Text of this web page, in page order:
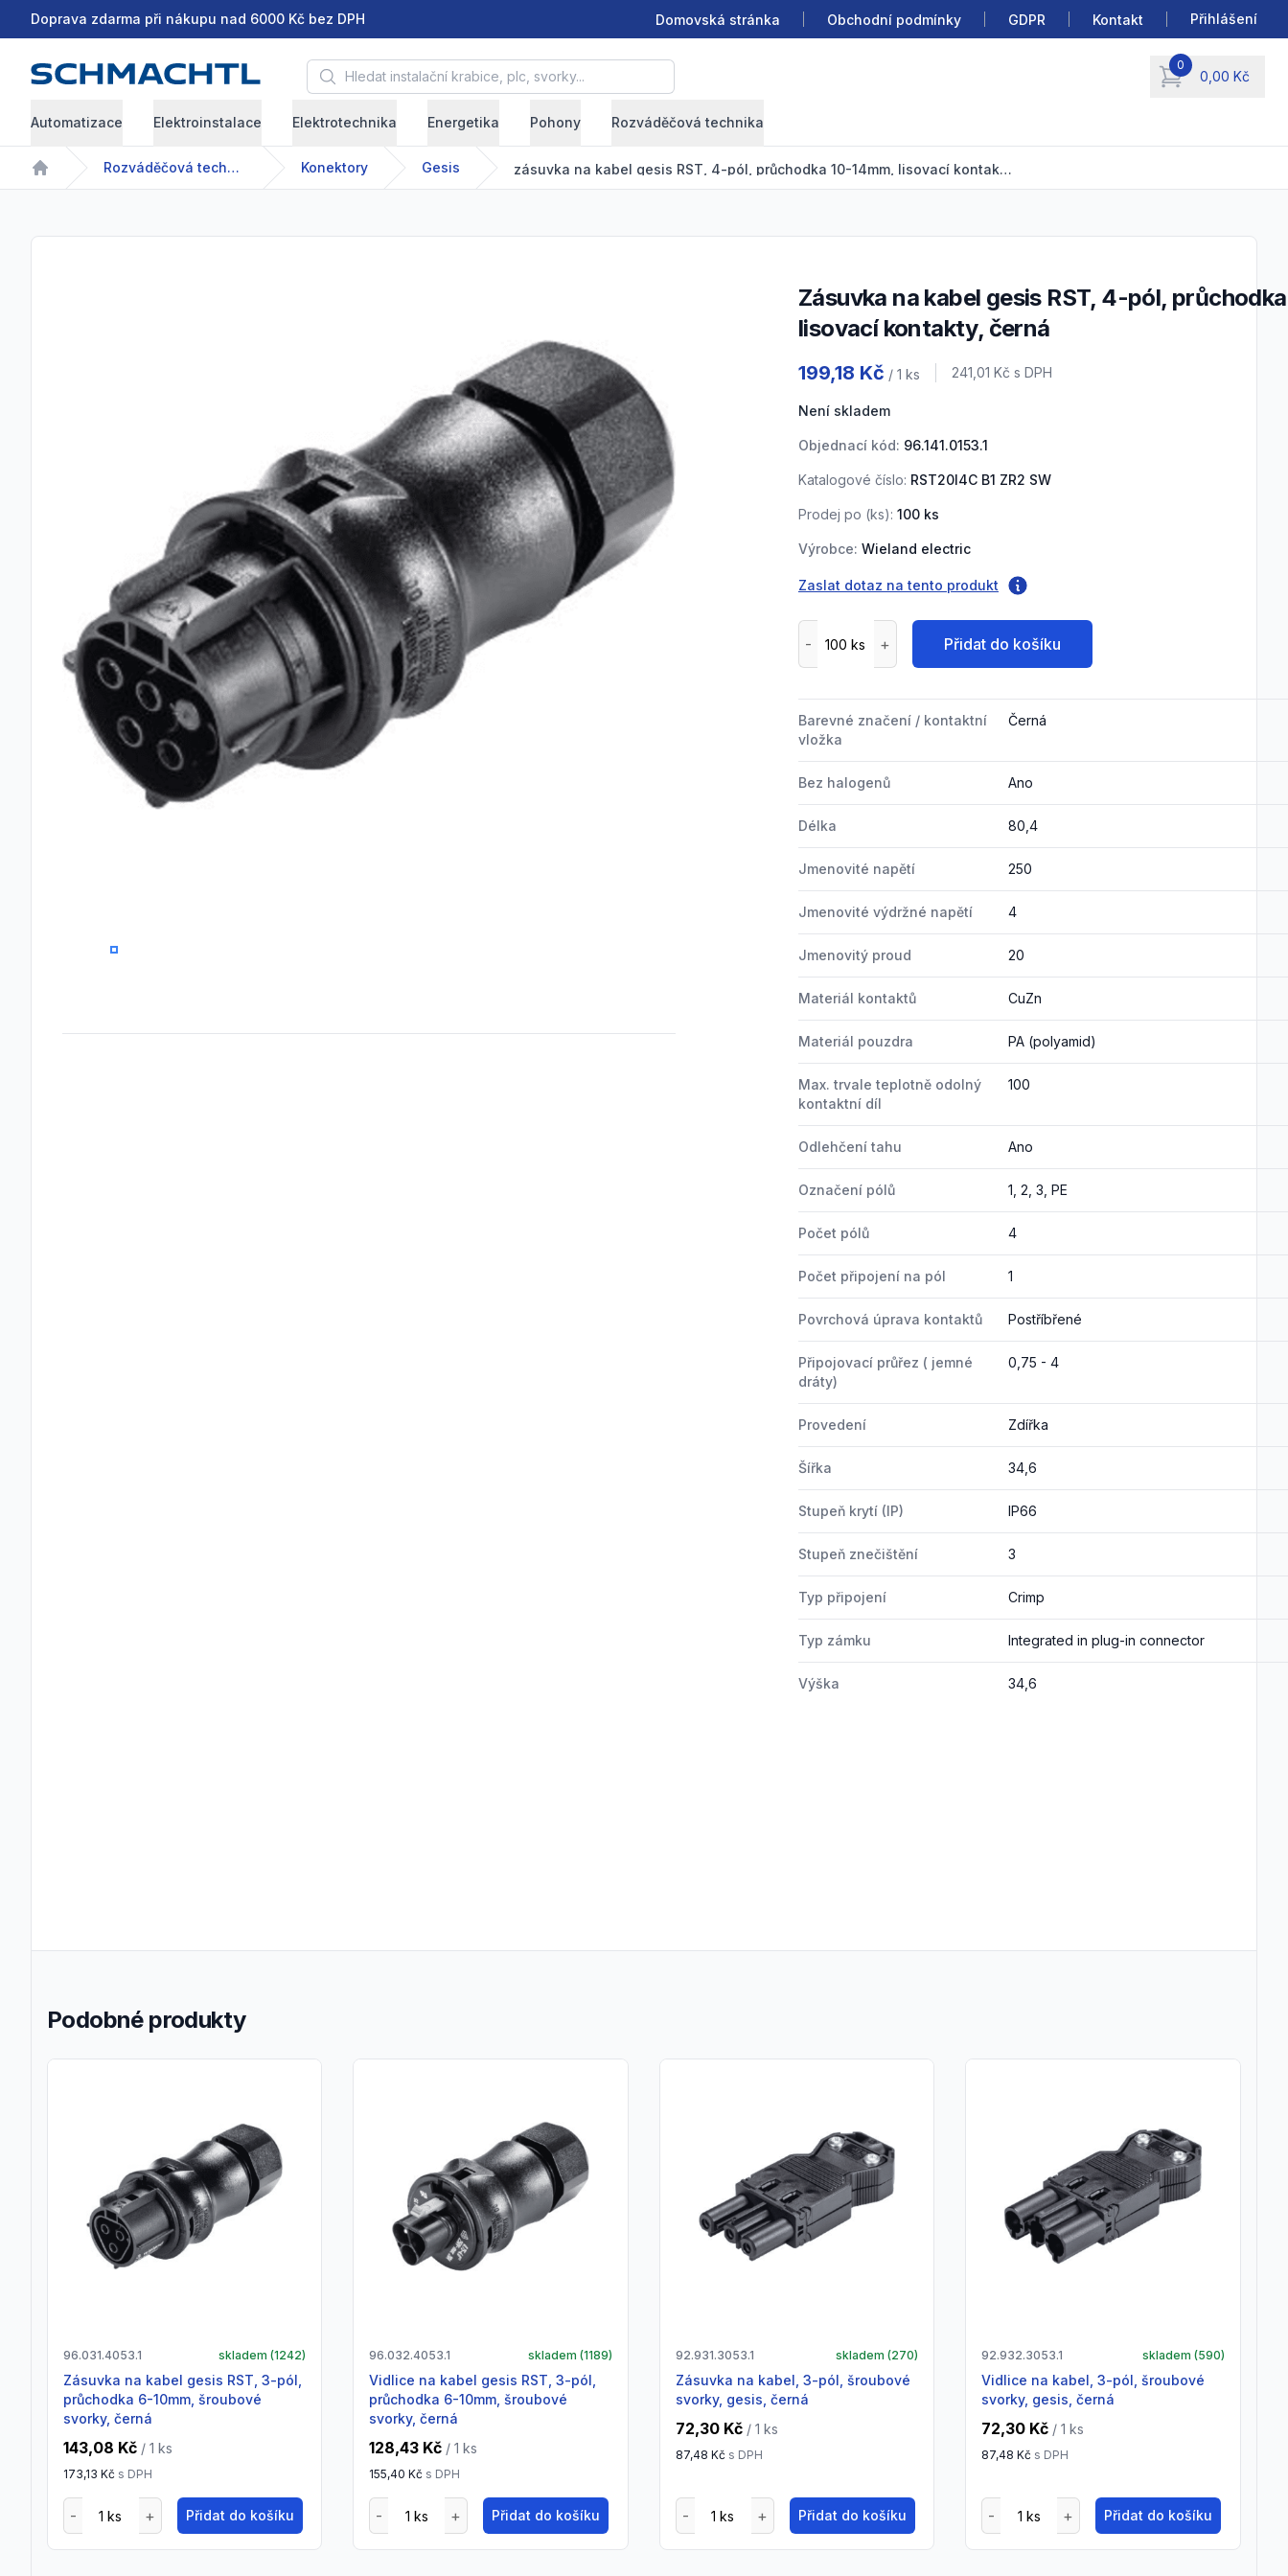
Doprava zdarma při nákupu nad 6000 Kč bez DPH Domovská stránka Obchodní podmínky GDPR Kontakt Přihlášení
Hledat instalační krabice, plc, svorky... 0
0,00 Kč
items in cart, view
Automatizace Elektroinstalace Elektrotechnika Energetika Pohony Rozváděčová technika
Home
Rozváděčová technika Konektory Gesis zásuvka na kabel gesis RST, 4-pól, průchodka 10-14mm, lisovací kontakty, černá
0
zásuvka na kabel gesis RST, 4-pól, průchodka 10-14mm,
lisovací kontakty, černá
199,18 Kč / 1 ks Cena s DPH
241,01 Kč s DPH
Není skladem
Objednací kód: 96.141.0153.1
Katalogové číslo: RST20I4C B1 ZR2 SW
Prodej po (ks): 100 ks
Výrobce: Wieland electric
Zaslat dotaz na tento produkt
Přidat do košíku
Barevné značení / kontaktní
vložka
Černá
Bez halogenů Ano
Délka 80,4
Jmenovité napětí 250
Jmenovité výdržné napětí 4
Jmenovitý proud 20
Materiál kontaktů CuZn
Materiál pouzdra PA (polyamid)
Max. trvale teplotně odolný
kontaktní díl
100
Odlehčení tahu Ano
Označení pólů 1, 2, 3, PE
Počet pólů 4
Počet připojení na pól 1
Povrchová úprava kontaktů Postříbřené
Připojovací průřez ( jemné
dráty)
0,75 - 4
Provedení Zdířka
Šířka 34,6
Stupeň krytí (IP) IP66
Stupeň znečištění 3
Typ připojení Crimp
Typ zámku Integrated in plug-in connector
Výška 34,6
Podobné produkty
96.031.4053.1 skladem (1242)
zásuvka na kabel gesis RST, 3-pól,
průchodka 6-10mm, šroubové
svorky, černá
143,08 Kč / 1 ks
173,13 Kč s DPH
Přidat do košíku
96.032.4053.1 skladem (1189)
vidlice na kabel gesis RST, 3-pól,
průchodka 6-10mm, šroubové
svorky, černá
128,43 Kč / 1 ks
155,40 Kč s DPH
Přidat do košíku
92.931.3053.1 skladem (270)
zásuvka na kabel, 3-pól, šroubové
svorky, gesis, černá
72,30 Kč / 1 ks
87,48 Kč s DPH
Přidat do košíku
92.932.3053.1 skladem (590)
vidlice na kabel, 3-pól, šroubové
svorky, gesis, černá
72,30 Kč / 1 ks
87,48 Kč s DPH
Přidat do košíku